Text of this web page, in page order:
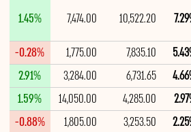
10,522.20
7,474.00
1.45%
7,835.10
1,775.00
-0.28%
6,731.65
3,284.00
2.91%
4,285.00
14,050.00
1.59%
3,253.50
1,805.00
-0.88%